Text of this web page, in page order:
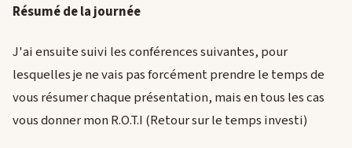
Résumé de la journée
J'ai ensuite suivi les conférences suivantes, pour
lesquelles je ne vais pas forcément prendre le temps de
vous résumer chaque présentation, mais en tous les cas
vous donner mon R.O.T.I (Retour sur le temps investi)